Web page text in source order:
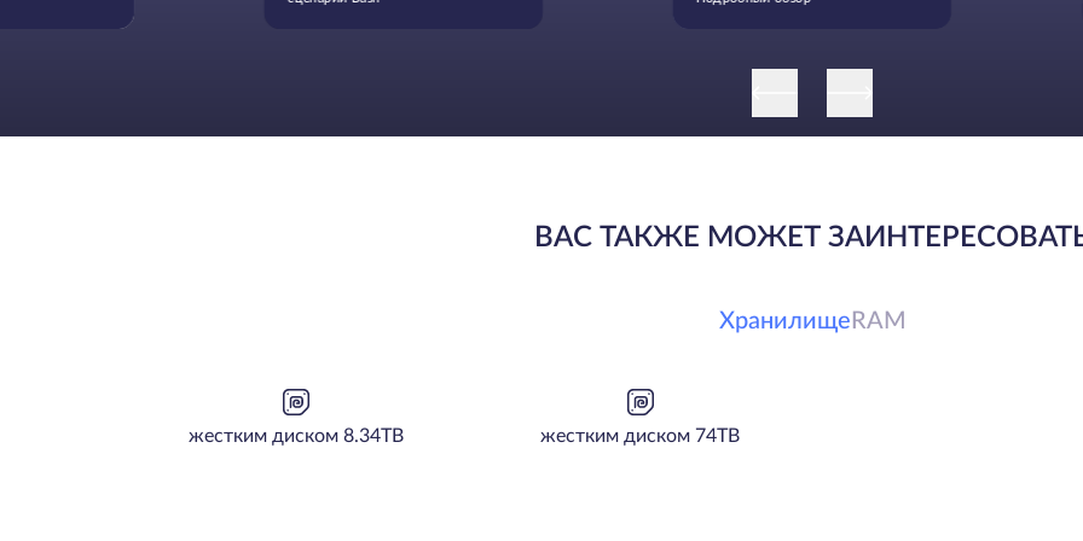
ВАС ТАКЖЕ МОЖЕТ
Хранилище RAM
жестким диском 8.34TB жестким диском 74TB